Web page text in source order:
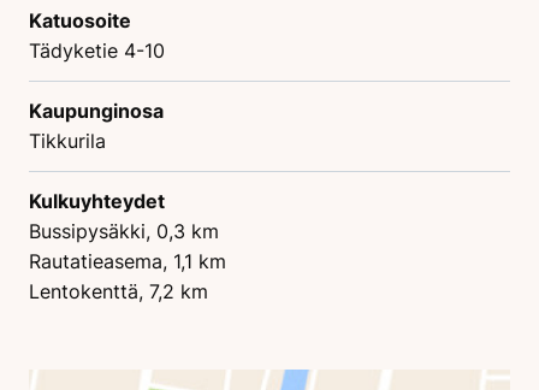
Katuosoite
Tädyketie 4-10
Kaupunginosa
Tikkurila
Kulkuyhteydet
Bussipysäkki, 0,3 km
Rautatieasema, 1,1 km
Lentokenttä, 7,2 km